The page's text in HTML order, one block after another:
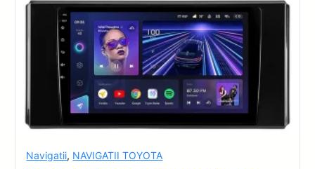
Navigatii, NAVIGATII TOYOTA